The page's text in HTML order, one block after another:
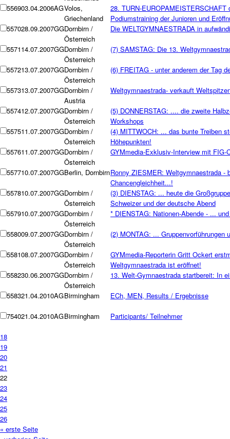
556903.04.2006AGVolos,
Griechenland
28. TURN-EUROPAMEISTERSCHAFT
Podiumstraining der Junioren und
557028.09.2007GGDornbirn /
Österreich
Die WELTGYMNAESTRADA in
557114.07.2007GGDornbirn /
Österreich
(7) SAMSTAG: Die 13.
557213.07.2007GGDornbirn /
Österreich
(6) FREITAG - unter anderem der Tag
557313.07.2007GGDornbirn /
Austria
Weltgymnaestrada- verkauft
557412.07.2007GGDornbirn /
Österreich
(5) DONNERSTAG: .... die zweite
Workshops
557511.07.2007GGDornbirn /
Österreich
(4) MITTWOCH: ... das bunte Treiben
Höhepunkten!
557611.07.2007GGDornbirn /
Österreich
GYMmedia-Exklusiv-Interview mit FIG-
557710.07.2007GGBerlin, DornbirnRonny ZIESMER: Weltgymnaestrada -
Chancengleichheit...!
557810.07.2007GGDornbirn /
Österreich
(3) DIENSTAG: ... heute die
Schweizer und der deutsche Abend
557910.07.2007GGDornbirn /
Österreich
* DIENSTAG: Nationen-Abende - ...
558009.07.2007GGDornbirn /
Österreich
(2) MONTAG: ... Gruppenvorführungen
558108.07.2007GGDornbirn /
Österreich
GYMmedia-Reporterin Gritt Ockert
Weltgymnaestrada ist eröffnet!
558230.06.2007GGDornbirn /
Österreich
13. Welt-Gymnaestrada startbereit: In
558321.04.2010AGBirmingham ECh, MEN, Results / Ergebnisse
754021.04.2010AGBirmingham Participants/ Teilnehmer
18
19
20
21
22
23
24
25
26
« erste Seite